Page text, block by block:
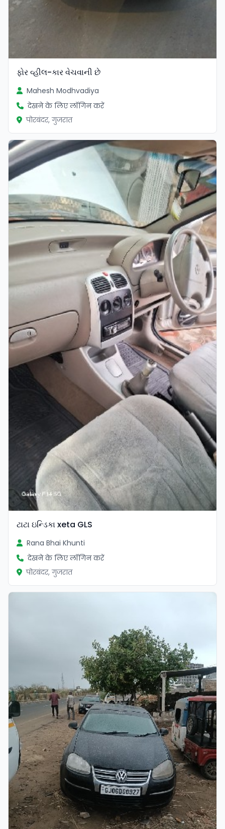
ફોર વ્હીલ-કાર વેચવાની છે
Mahesh Modhvadiya
देखने के लिए लॉगिन करें
पोरबंदर, गुजरात
ટાટા ઇન્ડિકા xeta GLS
Rana Bhai Khunti
देखने के लिए लॉगिन करें
पोरबंदर, गुजरात